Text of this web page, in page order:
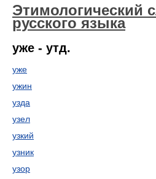
Этимологический
русского языка
уже - утд.
уже
ужин
узда
узел
узкий
узник
узор